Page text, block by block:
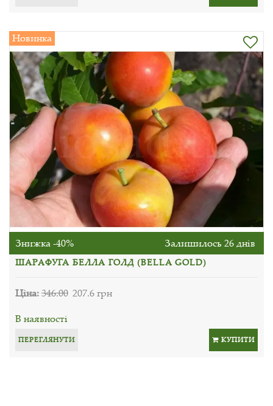
Новинка
Знижка -40% Залишилось 26 днів
ШАРАФУГА БЕЛЛА ГОЛД (BELLA GOLD)
Ціна:346.00 207.6 грн
В наявності
ПЕРЕГЛЯНУТИ КУПИТИ